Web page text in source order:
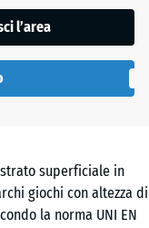
superficiale in
giochi con altezza di
la norma UNI EN
l’area